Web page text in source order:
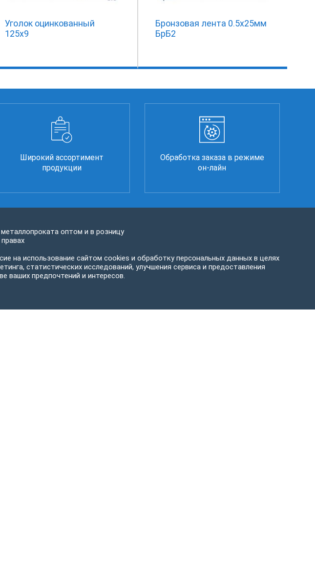
Уголок оцинкованный
125х9
Бронзовая лента 0.5x25мм
БрБ2
Широкий ассортимент
продукции
Обработка заказа в режиме
он-лайн
оптом и в розницу
на использование сайтом cookies и обработку персональных данных в целях
статистических исследований, улучшения сервиса и предоставления
ваших предпочтений и интересов.